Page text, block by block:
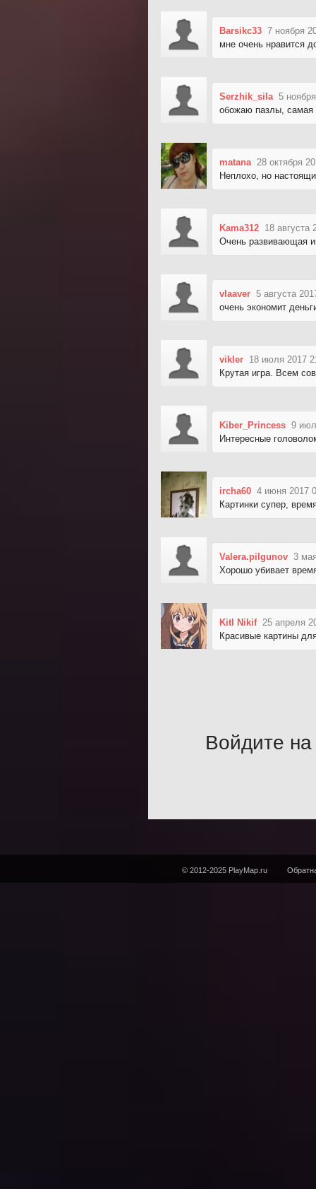
Barsikc33 7 ноября
мне очень нравится
Serzhik_sila 5
обожаю пазлы, самая
matana 28 октября
Неплохо, но
Kama312 18 августа
Очень развивающая
vlaaver 5 августа
очень экономит
vikler 18 июля 2017
Крутая игра. Всем
Kiber_Princess 9
Интересные
ircha60 4 июня 2017
Картинки супер,
Valera.pilgunov 3
Хорошо убивает
Kitl Nikif 25 апреля
Красивые картины
Войдите на
© 2012-2025 PlayMap.ru